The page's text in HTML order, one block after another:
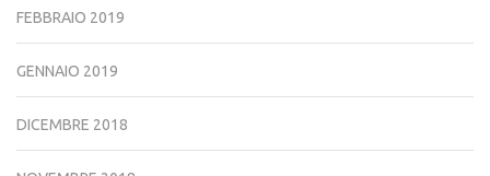
FEBBRAIO 2019
GENNAIO 2019
DICEMBRE 2018